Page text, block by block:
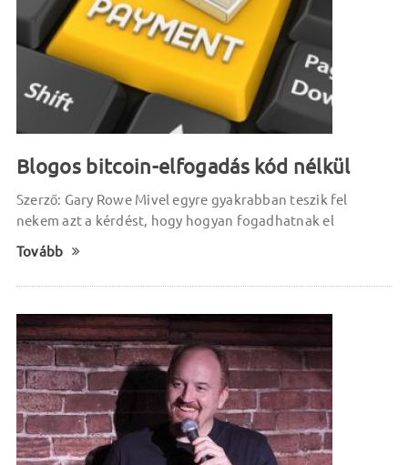
Blogos bitcoin-elfogadás kód nélkül
Szerző: Gary Rowe Mivel egyre gyakrabban teszik fel
nekem azt a kérdést, hogy hogyan fogadhatnak el
Tovább